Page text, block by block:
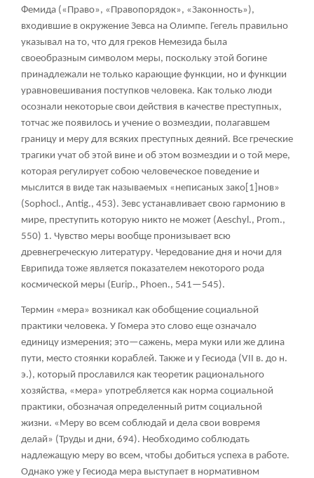
Фемида («Право», «Правопорядок», «Законность»),
входившие в окружение Зевса на Олимпе. Гегель правильно
указывал на то, что для греков Немезида была
своеобразным символом меры, поскольку этой богине
принадлежали не только карающие функции, но и функции
уравновешивания поступков человека. Как только люди
осознали некоторые свои действия в качестве преступных,
тотчас же появилось и учение о возмездии, полагавшем
границу и меру для всяких преступных деяний. Все греческие
трагики учат об этой вине и об этом возмездии и о той мере,
которая регулирует собою человеческое поведение и
мыслится в виде так называемых «неписаных зако [1] нов»
(Sophocl., Antig., 453). Зевс устанавливает свою гармонию в
мире, преступить которую никто не может (Aeschyl., Prom.,
550) 1. Чувство меры вообще пронизывает всю
древнегреческую литературу. Чередование дня и ночи для
Еврипида тоже является показателем некоторого рода
космической меры (Eurip., Phoen., 541—545).
Термин «мера» возникал как обобщение социальной
практики человека. У Гомера это слово еще означало
единицу измерения; это—сажень, мера муки или же длина
пути, место стоянки кораблей. Также и у Гесиода (VII в. до н.
э.), который прославился как теоретик рационального
хозяйства, «мера» употребляется как норма социальной
практики, обозначая определенный ритм социальной
жизни. «Меру во всем соблюдай и дела свои вовремя
делай» (Труды и дни, 694). Необходимо соблюдать
надлежащую меру во всем, чтобы добиться успеха в работе.
Однако уже у Гесиода мера выступает в нормативном